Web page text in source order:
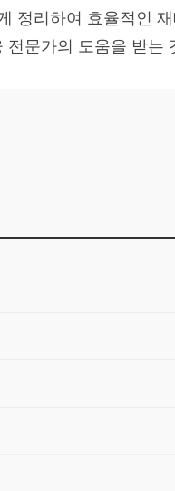
정리하여 효율적인
문가의 도움을 받는